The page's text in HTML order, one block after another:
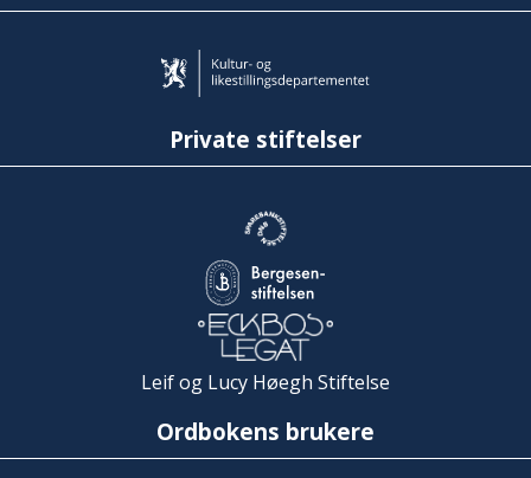
Private stiftelser
Leif og Lucy Høegh Stiftelse
Ordbokens brukere